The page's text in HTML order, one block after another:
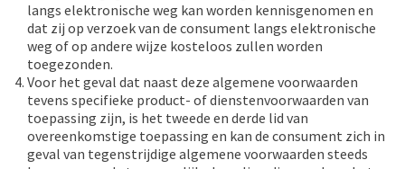
langs elektronische weg kan worden kennisgenomen en
dat zij op verzoek van de consument langs elektronische
weg of op andere wijze kosteloos zullen worden
toegezonden.
Voor het geval dat naast deze algemene voorwaarden
tevens specifieke product- of dienstenvoorwaarden van
toepassing zijn, is het tweede en derde lid van
overeenkomstige toepassing en kan de consument zich in
geval van tegenstrijdige algemene voorwaarden steeds